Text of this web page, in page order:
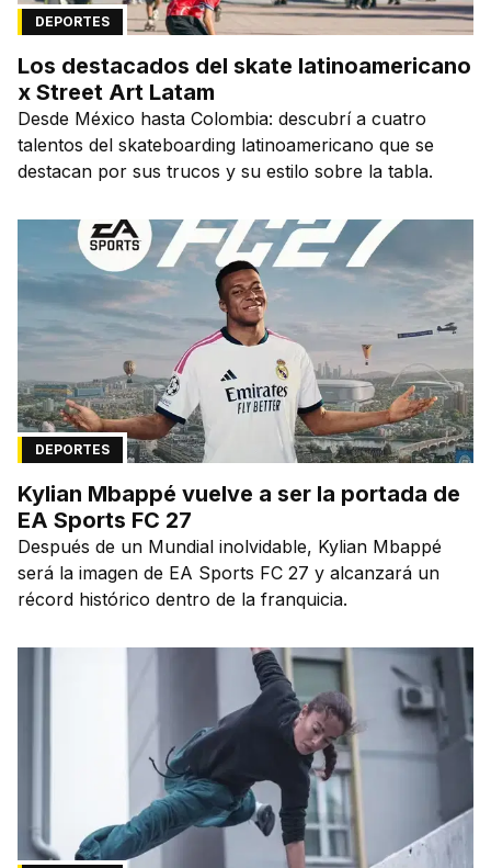
DEPORTES
Los destacados del skate latinoamericano
x Street Art Latam
Desde México hasta Colombia: descubrí a cuatro
talentos del skateboarding latinoamericano que se
destacan por sus trucos y su estilo sobre la tabla.
DEPORTES
Kylian Mbappé vuelve a ser la portada de
EA Sports FC 27
Después de un Mundial inolvidable, Kylian Mbappé
será la imagen de EA Sports FC 27 y alcanzará un
récord histórico dentro de la franquicia.